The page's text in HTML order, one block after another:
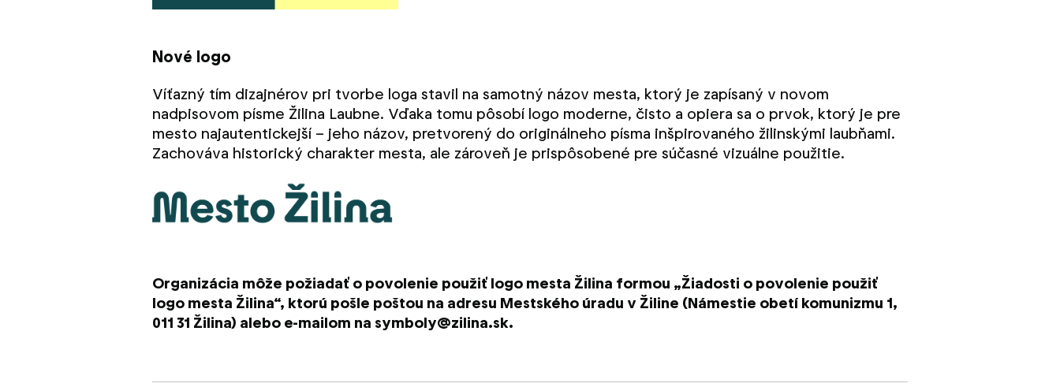
Nové logo
Víťazný tím dizajnérov pri tvorbe loga stavil na samotný názov mesta, ktorý je zapísaný v novom
nadpisovom písme Žilina Laubne. Vďaka tomu pôsobí logo moderne, čisto a opiera sa o prvok, ktorý je pre
mesto najautentickejší – jeho názov, pretvorený do originálneho písma inšpirovaného žilinskými laubňami.
Zachováva historický charakter mesta, ale zároveň je prispôsobené pre súčasné vizuálne použitie.
Organizácia môže požiadať o povolenie použiť logo mesta Žilina formou „Žiadosti o povolenie použiť
logo mesta Žilina“, ktorú pošle poštou na adresu Mestského úradu v Žiline (Námestie obetí komunizmu 1,
011 31 Žilina) alebo e-mailom na symboly@zilina.sk.